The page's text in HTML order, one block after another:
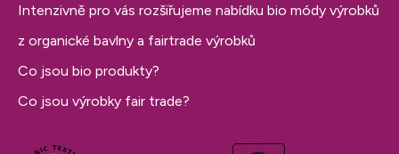
Intenzivně pro vás rozšiřujeme nabídku bio módy výrobků
z organické bavlny a fairtrade výrobků
Co jsou bio produkty?
Co jsou výrobky fair trade?